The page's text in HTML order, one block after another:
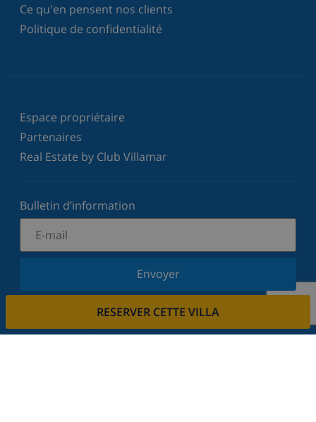
RESERVER CETTE VILLA
Ce qu'en pensent nos clients
Politique de confidentialité
Espace propriétaire
Partenaires
Real Estate by Club Villamar
Bulletin d’information
Envoyer
Inscrivez-vous à notre newsletter et restez informé
votre vie privée.